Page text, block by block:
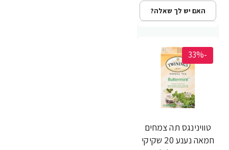
האם יש לך שאלה?
-33%
טווינינגס תה צמחים
חמאה נענע 20 שקיקי